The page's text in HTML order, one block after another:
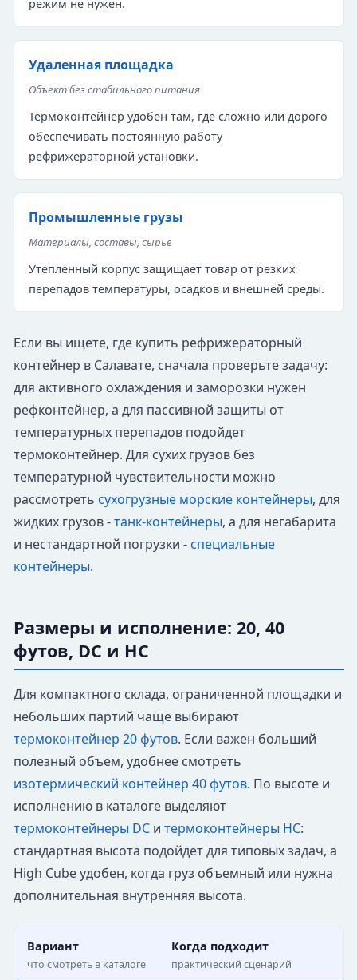
режим не нужен.
Удаленная площадка
Объект без стабильного питания
Термоконтейнер удобен там, где сложно или дорого
обеспечивать постоянную работу
рефрижераторной установки.
Промышленные грузы
Материалы, составы, сырье
Утепленный корпус защищает товар от резких
перепадов температуры, осадков и внешней среды.
Если вы ищете, где купить рефрижераторный
контейнер в Салавате, сначала проверьте задачу:
для активного охлаждения и заморозки нужен
рефконтейнер, а для пассивной защиты от
температурных перепадов подойдет
термоконтейнер. Для сухих грузов без
температурной чувствительности можно
рассмотреть сухогрузные морские контейнеры, для
жидких грузов -танк-контейнеры, а для негабарита
и нестандартной погрузки - специальные
контейнеры.
Размеры и исполнение: 20, 40
футов, DC и HC
Для компактного склада, ограниченной площадки и
небольших партий чаще выбирают
термоконтейнер 20 футов. Если важен больший
полезный объем, удобнее смотреть
изотермический контейнер 40 футов. По высоте и
исполнению в каталоге выделяют
термоконтейнеры DCи термоконтейнеры HC:
стандартная высота подойдет для типовых задач, а
High Cube удобен, когда груз объемный или нужна
дополнительная внутренняя высота.
Вариант
что смотреть в каталоге
Когда подходит
практический сценарий